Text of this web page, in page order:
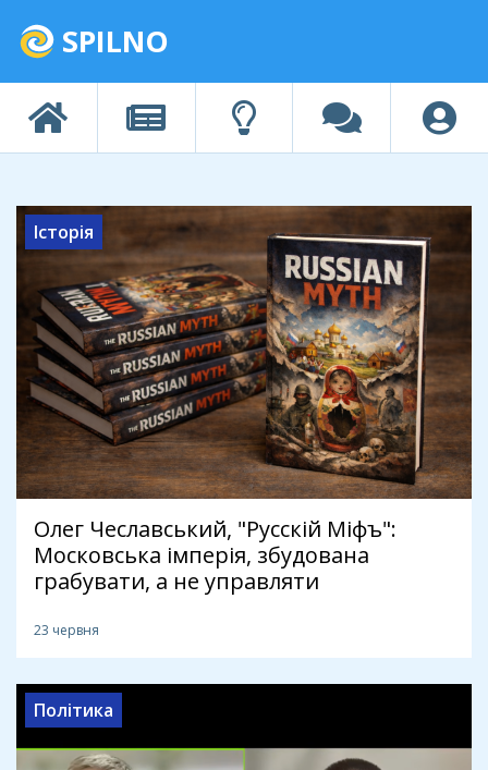
SPILNO
Історія
Олег Чеславський, "Русскій Міфъ":
Московська імперія, збудована
грабувати, а не управляти
23 червня
Політика